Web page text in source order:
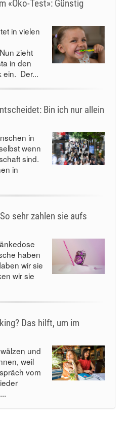
«Öko-Test»: Günstig
in vielen
zieht
in den
ein. Der...
Bin ich nur allein
in
wenn
sind.
in
sehr zahlen sie aufs
haben
wir sie
wir sie
Das hilft, um im
und
weil
vom